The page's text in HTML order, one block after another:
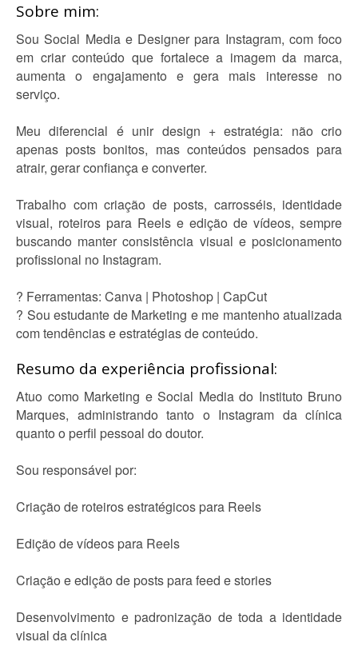
Sobre mim:
Sou Social Media e Designer para Instagram, com foco
em criar conteúdo que fortalece a imagem da marca,
aumenta o engajamento e gera mais interesse no
serviço.
Meu diferencial é unir design + estratégia: não crio
apenas posts bonitos, mas conteúdos pensados para
atrair, gerar confiança e converter.
Trabalho com criação de posts, carrosséis, identidade
visual, roteiros para Reels e edição de vídeos, sempre
buscando manter consistência visual e posicionamento
profissional no Instagram.
? Ferramentas: Canva | Photoshop | CapCut
? Sou estudante de Marketing e me mantenho atualizada
com tendências e estratégias de conteúdo.
Resumo da experiência profissional:
Atuo como Marketing e Social Media do Instituto Bruno
Marques, administrando tanto o Instagram da clínica
quanto o perfil pessoal do doutor.
Sou responsável por:
Criação de roteiros estratégicos para Reels
Edição de vídeos para Reels
Criação e edição de posts para feed e stories
Desenvolvimento e padronização de toda a identidade
visual da clínica